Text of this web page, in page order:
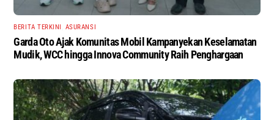
BERITA TERKINI ASURANSI
Garda Oto Ajak Komunitas Mobil Kampanyekan Keselamatan
Mudik, WCC hingga Innova Community Raih Penghargaan